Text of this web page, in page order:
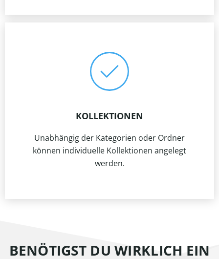
KOLLEKTIONEN
Unabhängig der Kategorien oder Ordner
können individuelle Kollektionen angelegt
werden.
BENÖTIGST DU WIRKLICH EIN